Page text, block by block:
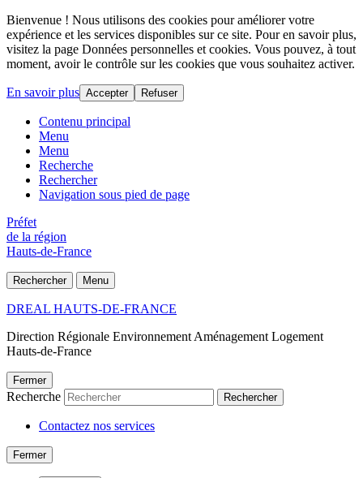
Bienvenue ! Nous utilisons des cookies pour améliorer votre
expérience et les services disponibles sur ce site. Pour en savoir plus,
visitez la page Données personnelles et cookies. Vous pouvez, à tout
moment, avoir le contrôle sur les cookies que vous souhaitez activer.
En savoir plus Accepter Refuser
Contenu principal
Menu
Menu
Recherche
Rechercher
Navigation sous pied de page
Préfet
de la région
Hauts-de-France
Rechercher Menu
DREAL HAUTS-DE-FRANCE
Direction Régionale Environnement Aménagement Logement
Hauts-de-France
Fermer
Recherche Rechercher
Contactez nos services
Fermer